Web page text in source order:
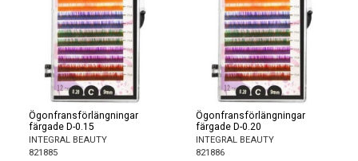
Ögonfransförlängningar
färgade D-0.15
INTEGRAL BEAUTY
821885
Ögonfransförlängningar
färgade D-0.20
INTEGRAL BEAUTY
821886